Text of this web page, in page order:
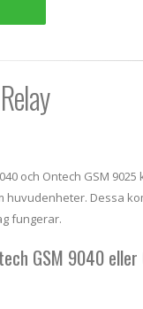
och Ontech GSM
huvudenheter. Dessa
fungerar.
GSM 9040